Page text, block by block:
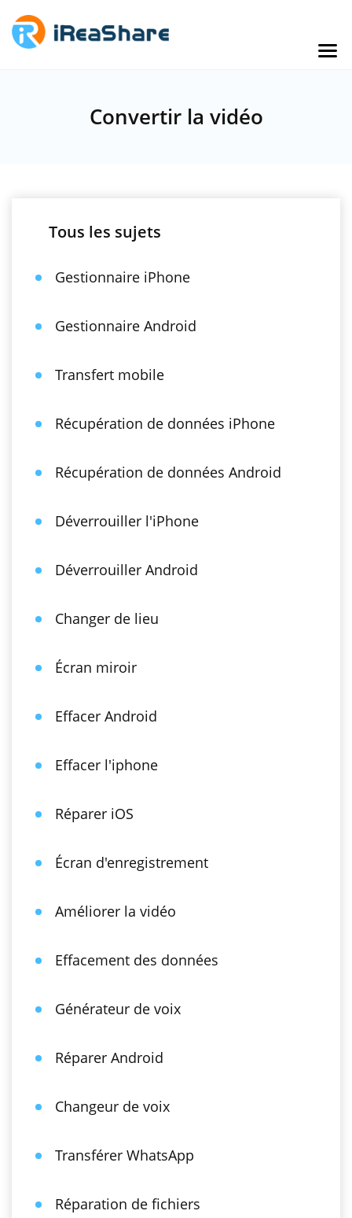
Convertir la vidéo
Tous les sujets
Gestionnaire iPhone
Gestionnaire Android
Transfert mobile
Récupération de données iPhone
Récupération de données Android
Déverrouiller l'iPhone
Déverrouiller Android
Changer de lieu
Écran miroir
Effacer Android
Effacer l'iphone
Réparer iOS
Écran d'enregistrement
Améliorer la vidéo
Effacement des données
Générateur de voix
Réparer Android
Changeur de voix
Transférer WhatsApp
Réparation de fichiers